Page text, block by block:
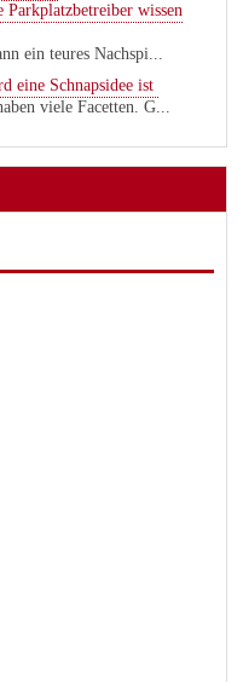
Parkplatzbetreiber wissen
ein teures Nachspi...
eine Schnapsidee ist
viele Facetten. G...